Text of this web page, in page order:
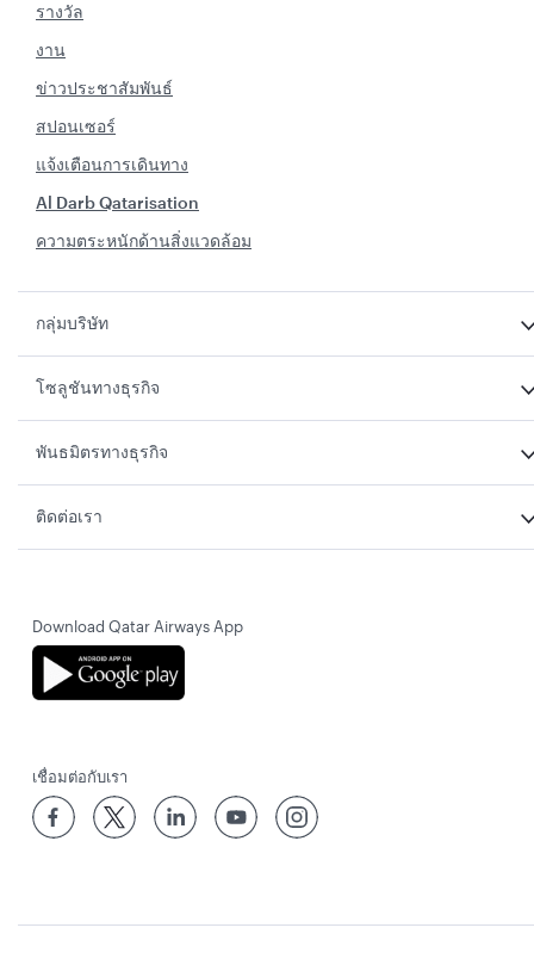
รางวัล
งาน
ข่าวประชาสัมพันธ์
สปอนเซอร์
แจ้งเตือนการเดินทาง
Al Darb Qatarisation
ความตระหนักด้านสิ่งแวดล้อม
กลุ่มบริษัท
โซลูชันทางธุรกิจ
พันธมิตรทางธุรกิจ
ติดต่อเรา
Download Qatar Airways App
เชื่อมต่อกับเรา